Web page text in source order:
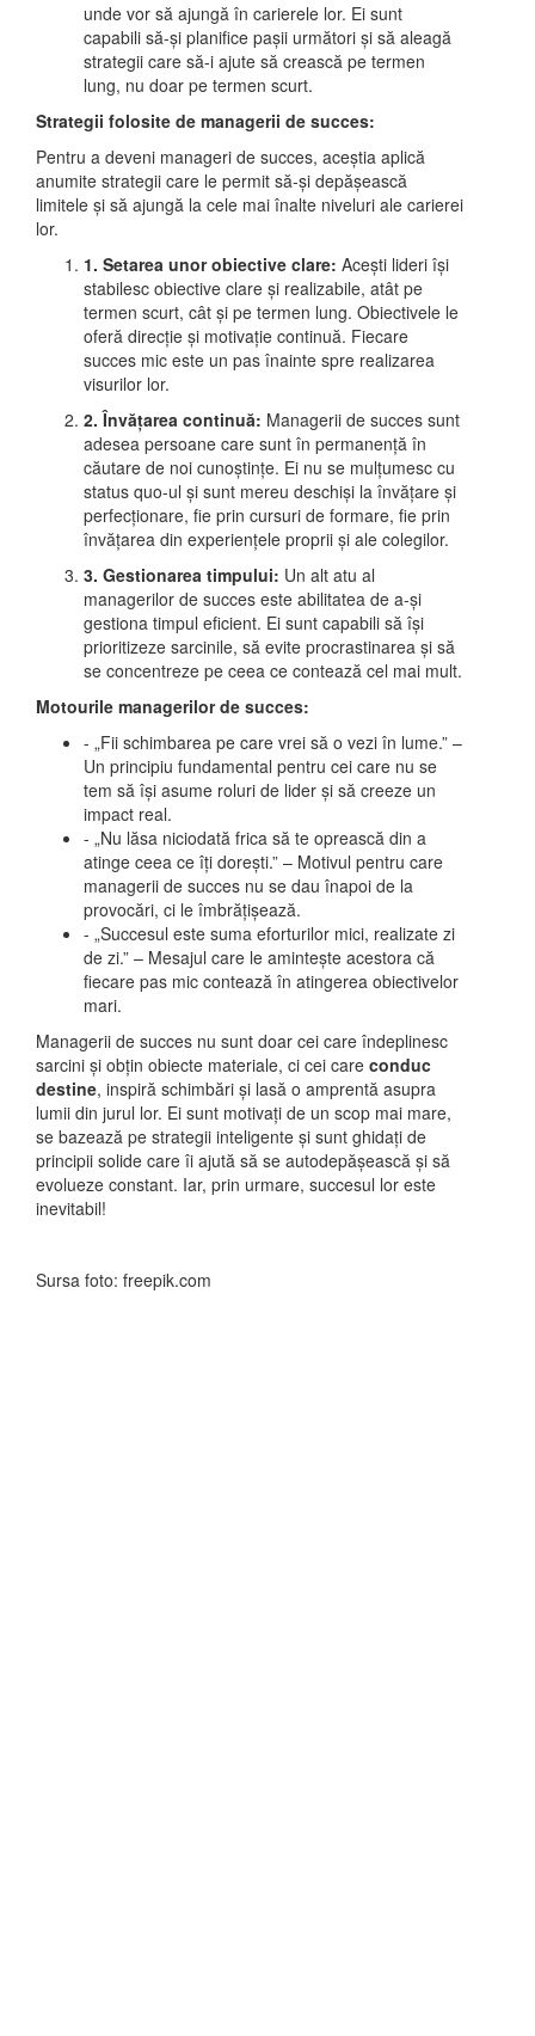
unde vor să ajungă în carierele lor. Ei sunt
capabili să-și planifice pașii următori și să aleagă
strategii care să-i ajute să crească pe termen
lung, nu doar pe termen scurt.
Strategii folosite de managerii de succes:
Pentru a deveni manageri de succes, aceștia aplică
anumite strategii care le permit să-și depășească
limitele și să ajungă la cele mai înalte niveluri ale carierei
lor.
1. Setarea unor obiective clare: Acești lideri își
stabilesc obiective clare și realizabile, atât pe
termen scurt, cât și pe termen lung. Obiectivele le
oferă direcție și motivație continuă. Fiecare
succes mic este un pas înainte spre realizarea
visurilor lor.
2. Învățarea continuă: Managerii de succes sunt
adesea persoane care sunt în permanență în
căutare de noi cunoștințe. Ei nu se mulțumesc cu
status quo-ul și sunt mereu deschiși la învățare și
perfecționare, fie prin cursuri de formare, fie prin
învățarea din experiențele proprii și ale colegilor.
3. Gestionarea timpului: Un alt atu al
managerilor de succes este abilitatea de a-și
gestiona timpul eficient. Ei sunt capabili să își
prioritizeze sarcinile, să evite procrastinarea și să
se concentreze pe ceea ce contează cel mai mult.
Motourile managerilor de succes:
- „Fii schimbarea pe care vrei să o vezi în lume.” –
Un principiu fundamental pentru cei care nu se
tem să își asume roluri de lider și să creeze un
impact real.
- „Nu lăsa niciodată frica să te oprească din a
atinge ceea ce îți dorești.” – Motivul pentru care
managerii de succes nu se dau înapoi de la
provocări, ci le îmbrățișează.
- „Succesul este suma eforturilor mici, realizate zi
de zi.” – Mesajul care le amintește acestora că
fiecare pas mic contează în atingerea obiectivelor
mari.
Managerii de succes nu sunt doar cei care îndeplinesc
sarcini și obțin obiecte materiale, ci cei care conduc
destine, inspiră schimbări și lasă o amprentă asupra
lumii din jurul lor. Ei sunt motivați de un scop mai mare,
se bazează pe strategii inteligente și sunt ghidați de
principii solide care îi ajută să se autodepășească și să
evolueze constant. Iar, prin urmare, succesul lor este
inevitabil!
Sursa foto: freepik.com